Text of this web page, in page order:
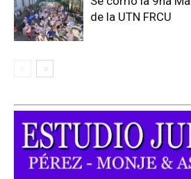
de la UTN FRCU